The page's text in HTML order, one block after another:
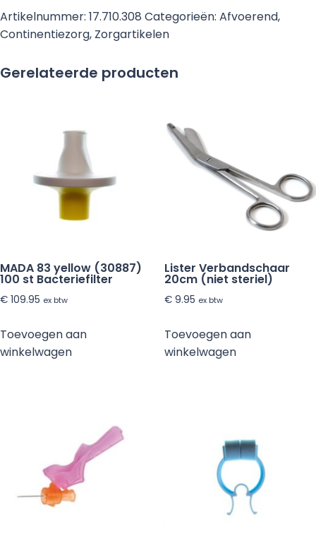
Weg
Verblijfskatheter
Siliconen
Artikelnummer: 17.710.308 Categorieën: Afvoerend,
Continentiezorg, Zorgartikelen
Gerelateerde producten
MADA 83 yellow (30887)
100 st Bacteriefilter
€ 109.95 ex btw
Toevoegen aan
winkelwagen
Lister Verbandschaar
20cm (niet steriel)
€9.95 ex btw
Toevoegen aan
winkelwagen